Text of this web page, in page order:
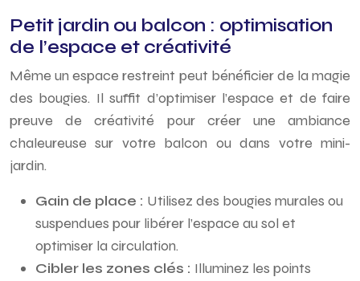
Petit jardin ou balcon : optimisation
de l’espace et créativité
Même un espace restreint peut bénéficier de la magie
des bougies. Il suffit d’optimiser l’espace et de faire
preuve de créativité pour créer une ambiance
chaleureuse sur votre balcon ou dans votre mini-
jardin.
Gain de place : Utilisez des bougies murales ou
suspendues pour libérer l’espace au sol et
optimiser la circulation.
Cibler les zones clés : Illuminez les points